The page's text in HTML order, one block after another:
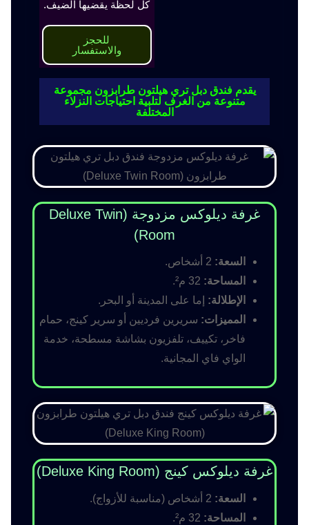
كل لحظة يقضيها الضيف.
للحجز
والاستفسار
يقدم فندق دبل تري هيلتون طرابزون مجموعة
متنوعة من الغرف لتلبية احتياجات النزلاء
المختلفة
غرفة ديلوكس مزدوجة (Deluxe Twin
Room)
السعة:
المساحة:
الإطلالة: إما على المدينة أو البحر.
المميزات: سريرين فرديين أو سرير كينج، حمام
فاخر، تكييف، تلفزيون بشاشة مسطحة، خدمة
الواي فاي المجانية.
غرفة ديلوكس كينج (Deluxe King Room)
السعة:
المساحة: